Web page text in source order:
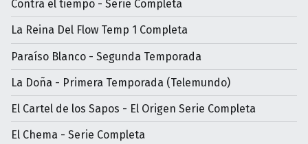
Contra el tiempo - Serie Completa
La Reina Del Flow Temp 1 Completa
Paraíso Blanco - Segunda Temporada
La Doña - Primera Temporada (Telemundo)
El Cartel de los Sapos - El Origen Serie Completa
El Chema - Serie Completa